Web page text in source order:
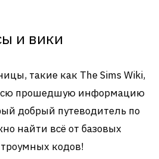
и вики
такие как The Sims Wiki,
прошедшую информацию
добрый путеводитель по
найти всё от базовых
кодов!